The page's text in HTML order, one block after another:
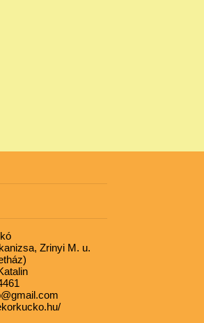
Zrinyi M. u.